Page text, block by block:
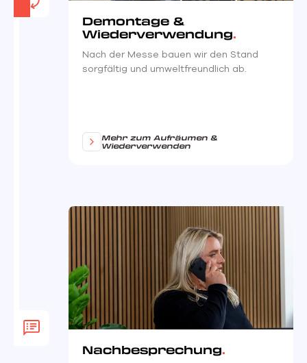
Demontage &
Wiederverwendung
Nach der Messe bauen wir den Stand
sorgfältig und umweltfreundlich ab.
Mehr zum Aufräumen &
Wiederverwenden
Nachbesprechung